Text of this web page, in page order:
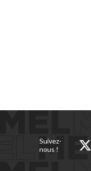
Suivez-
nous !